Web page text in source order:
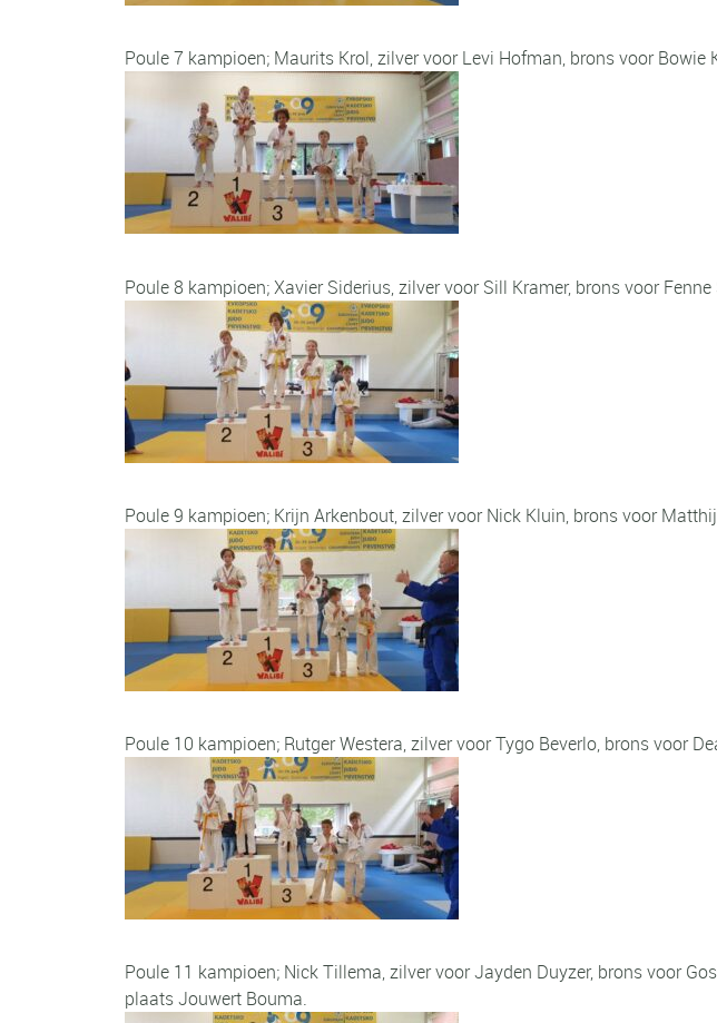
Poule 7 kampioen; Maurits Krol, zilver voor Levi Hofman, brons voor
Poule 8 kampioen; Xavier Siderius, zilver voor Sill Kramer, brons voor
Poule 9 kampioen; Krijn Arkenbout, zilver voor Nick Kluin, brons voor
Poule 10 kampioen; Rutger Westera, zilver voor Tygo Beverlo, brons voor
Poule 11 kampioen; Nick Tillema, zilver voor Jayden Duyzer, brons voor
plaats Jouwert Bouma.